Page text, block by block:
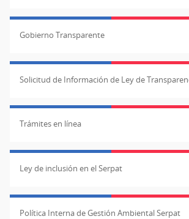
Gobierno Transparente
Solicitud de Información de Ley de
Trámites en línea
Ley de inclusión en el Serpat
Política Interna de Gestión Ambiental Serpat